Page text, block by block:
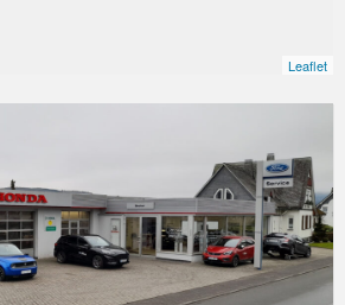
Leaflet